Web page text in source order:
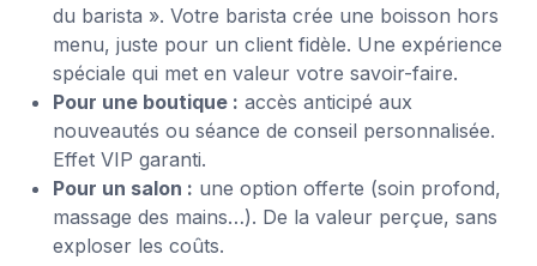
du barista ». Votre barista crée une boisson hors
menu, juste pour un client fidèle. Une expérience
spéciale qui met en valeur votre savoir-faire.
Pour une boutique : accès anticipé aux
nouveautés ou séance de conseil personnalisée.
Effet VIP garanti.
Pour un salon : une option offerte (soin profond,
massage des mains…). De la valeur perçue, sans
exploser les coûts.